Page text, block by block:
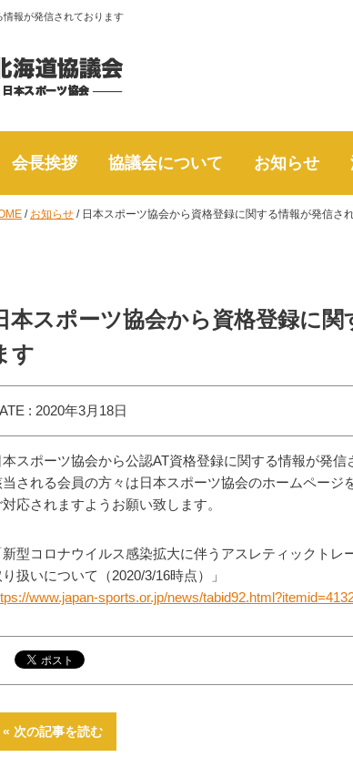
報が発信されております
会長挨拶 協議会について お知らせ
/ お知らせ / 日本スポーツ協会から資格登録に関する情報が発信さ
本スポーツ協会から資格登録に
す
: 2020年3月18日
本スポーツ協会から公認AT資格登録に関する情報が発信
される会員の方々は日本スポーツ協会のホームページ
対応されますようお願い致します。
新型コロナウイルス感染拡大に伴うアスレティックト
扱いについて（2020/3/16時点）」
www.japan-sports.or.jp/news/
« 次の記事を読む